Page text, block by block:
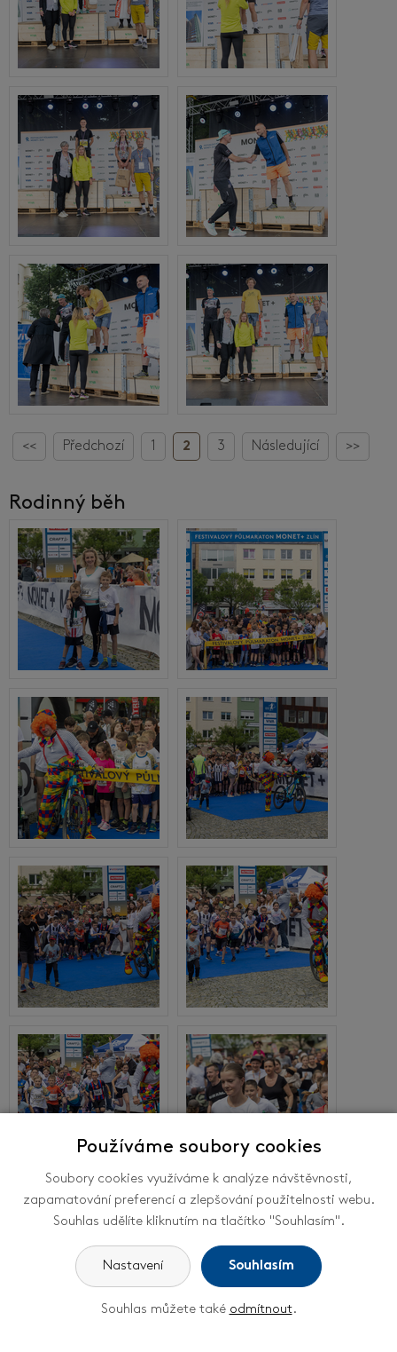
<< Předchozí 1 2 3 Následující >>
Rodinný běh
Používáme soubory cookies
Soubory cookies využíváme k analýze návštěvnosti,
zapamatování preferencí a zlepšování použitelnosti webu.
Souhlas udělíte kliknutím na tlačítko "Souhlasím".
Nastavení Souhlasím
Souhlas můžete také odmítnout.